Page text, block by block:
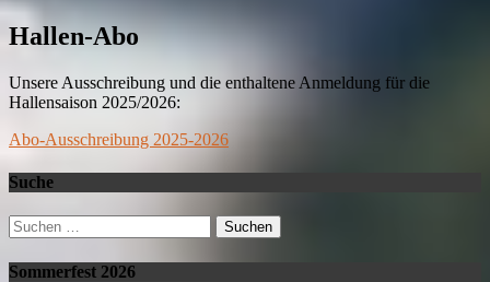
Hallen-Abo
Unsere Ausschreibung und die enthaltene Anmeldung für die
Hallensaison 2025/2026:
Abo-Ausschreibung 2025-2026
Suche
Suchen
nach:
Sommerfest 2026